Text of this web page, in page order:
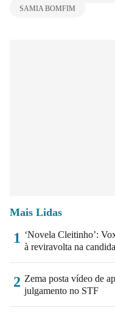
SAMIA BOMFIM
Mais Lidas
1 ‘Novela Cleitinho’:
à reviravolta na
2 Zema posta vídeo de
julgamento no STF